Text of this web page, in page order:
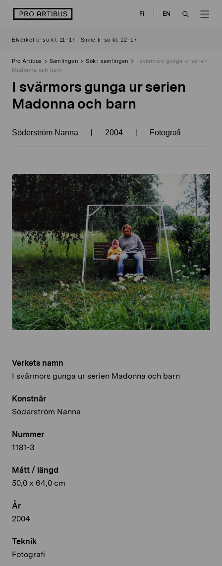
logo FI
EN
Elverket ti–sö kl. 11–17 | Sinne ti–sö kl. 12–17
Pro Artibus Samlingen Sök i samlingen
I svärmors gunga ur serien
Madonna och barn
I svärmors gunga ur serien
Madonna och barn
Söderström Nanna | 2004 | Fotografi
Verkets namn
I svärmors gunga ur serien Madonna och barn
Konstnär
Söderström Nanna
Nummer
1181-3
Mått / längd
50,0 x 64,0 cm
År
2004
Teknik
Fotografi